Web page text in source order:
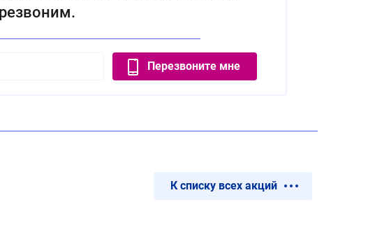
Перезвоните мне
К списку всех акций